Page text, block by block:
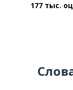
177 тыс.